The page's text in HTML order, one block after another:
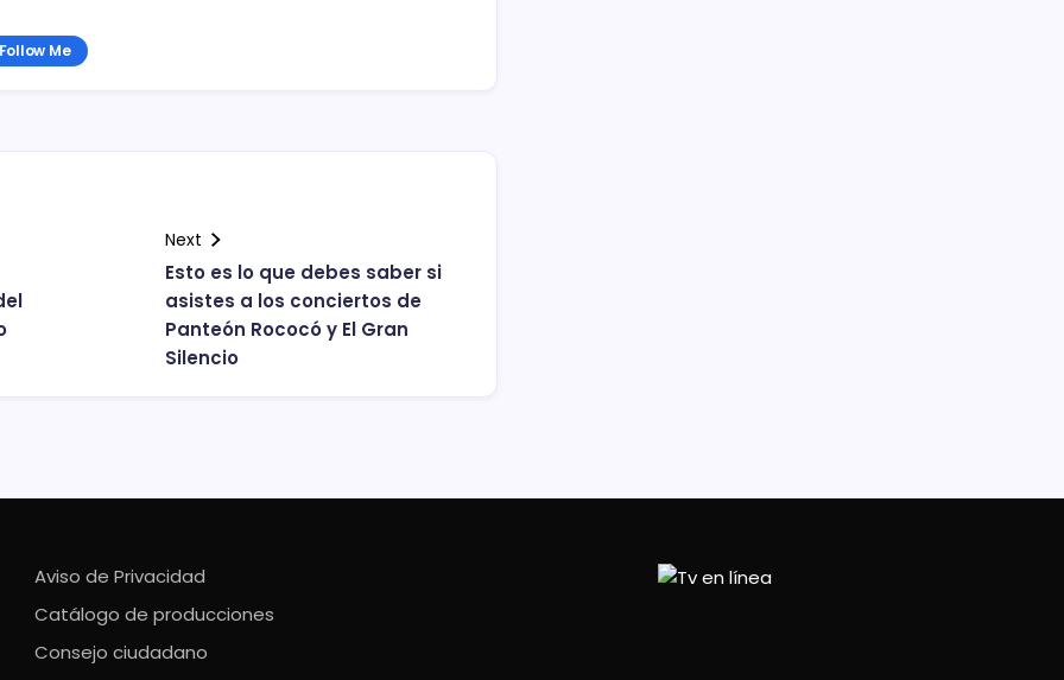
Follow Me
Next
Esto es lo que debes saber si
asistes a los conciertos de
Panteón Rococó y El Gran
Silencio
Aviso de Privacidad
Catálogo de producciones
Consejo ciudadano